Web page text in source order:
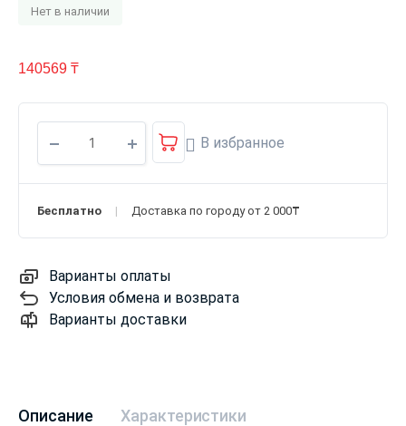
Нет в наличии
140569 ₸
В избранное
Бесплатно Доставка по городу от 2 000₸
Варианты оплаты
Условия обмена и возврата
Варианты доставки
Описание Характеристики